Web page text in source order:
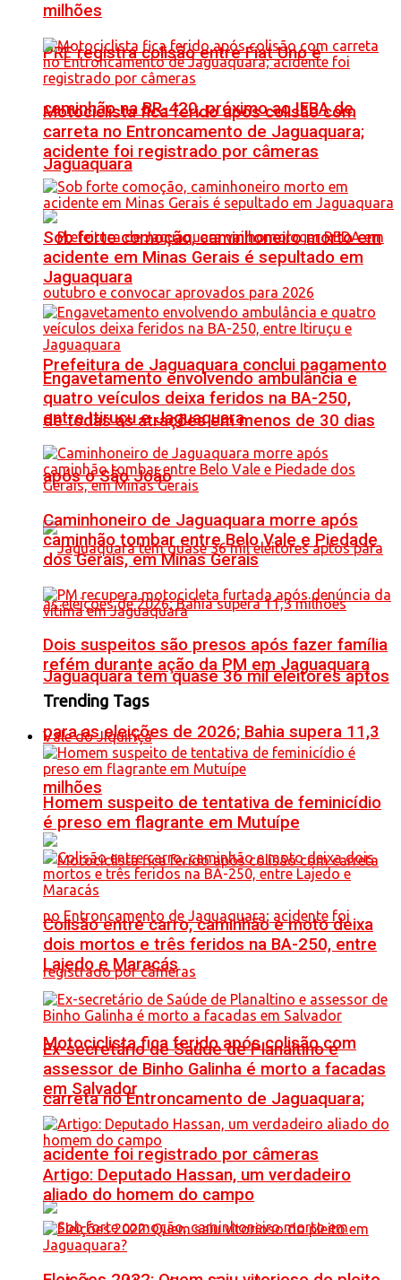
PRF registra colisão entre Fiat Uno e
caminhão na BR-420, próximo ao IFBA de
Jaguaquara
Prefeitura de Jaguaquara conclui pagamento
de todas as atrações em menos de 30 dias
após o São João
Jaguaquara tem quase 36 mil eleitores aptos
para as eleições de 2026; Bahia supera 11,3
milhões
Motociclista fica ferido após colisão com
carreta no Entroncamento de Jaguaquara;
acidente foi registrado por câmeras
milhões
Motociclista fica ferido após colisão com
carreta no Entroncamento de Jaguaquara;
acidente foi registrado por câmeras
Sob forte comoção, caminhoneiro morto em
acidente em Minas Gerais é sepultado em
Jaguaquara
Engavetamento envolvendo ambulância e
quatro veículos deixa feridos na BA-250,
entre Itiruçu e Jaguaquara
Caminhoneiro de Jaguaquara morre após
caminhão tombar entre Belo Vale e Piedade
dos Gerais, em Minas Gerais
Dois suspeitos são presos após fazer família
refém durante ação da PM em Jaguaquara
Trending Tags
Vale do Jiquiriçá
Homem suspeito de tentativa de feminicídio
é preso em flagrante em Mutuípe
Colisão entre carro, caminhão e moto deixa
dois mortos e três feridos na BA-250, entre
Lajedo e Maracás
Ex-secretário de Saúde de Planaltino e
assessor de Binho Galinha é morto a facadas
em Salvador
Artigo: Deputado Hassan, um verdadeiro
aliado do homem do campo